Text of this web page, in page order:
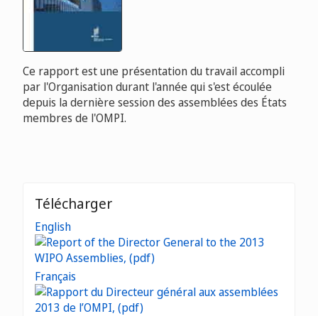
Ce rapport est une présentation du travail accompli
par l'Organisation durant l'année qui s'est écoulée
depuis la dernière session des assemblées des États
membres de l'OMPI.
Télécharger
English
Français